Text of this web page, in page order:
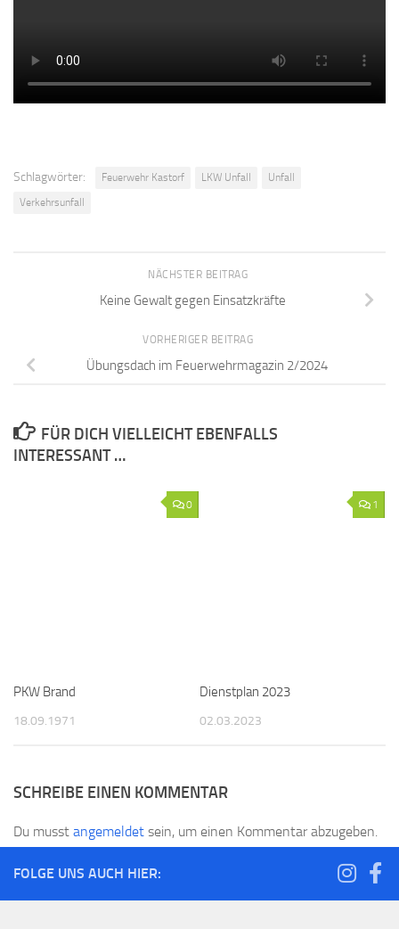
Schlagwörter: Feuerwehr Kastorf LKW Unfall
Unfall
Verkehrsunfall
NÄCHSTER BEITRAG
Keine Gewalt gegen Einsatzkräfte
VORHERIGER BEITRAG
Übungsdach im Feuerwehrmagazin 2/2024
FÜR DICH VIELLEICHT EBENFALLS
INTERESSANT …
0
PKW Brand
18.09.1971
1
Dienstplan 2023
02.03.2023
SCHREIBE EINEN KOMMENTAR
Du musst angemeldet sein, um einen Kommentar abzugeben.
FOLGE UNS AUCH HIER: